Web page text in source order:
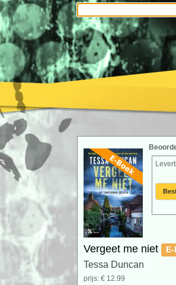
Vergeet me niet
Tessa Duncan
prijs: € 12.99